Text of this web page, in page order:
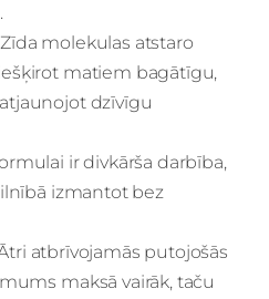
molekulas atstaro
matiem bagātīgu,
dzīvīgu
ir divkārša darbība,
izmantot bez
atbrīvojamās putojošās
maksā vairāk, taču